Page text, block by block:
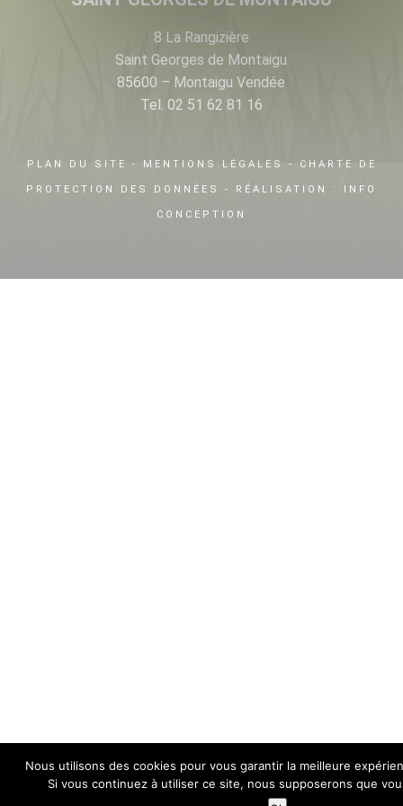
8 La Rangizière
Saint Georges de Montaigu
85600 – Montaigu Vendée
Tel. 02 51 62 81 16
PLAN DU SITE - MENTIONS LÉGALES - CHARTE DE
PROTECTION DES DONNÉES - RÉALISATION : INFO
CONCEPTION
Nous utilisons des cookies pour vous garantir la meilleure
Si vous continuez à utiliser ce site, nous supposerons que